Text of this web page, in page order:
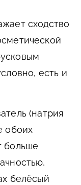
сходство
есть и
(натрия
обоих
больше
белёсый